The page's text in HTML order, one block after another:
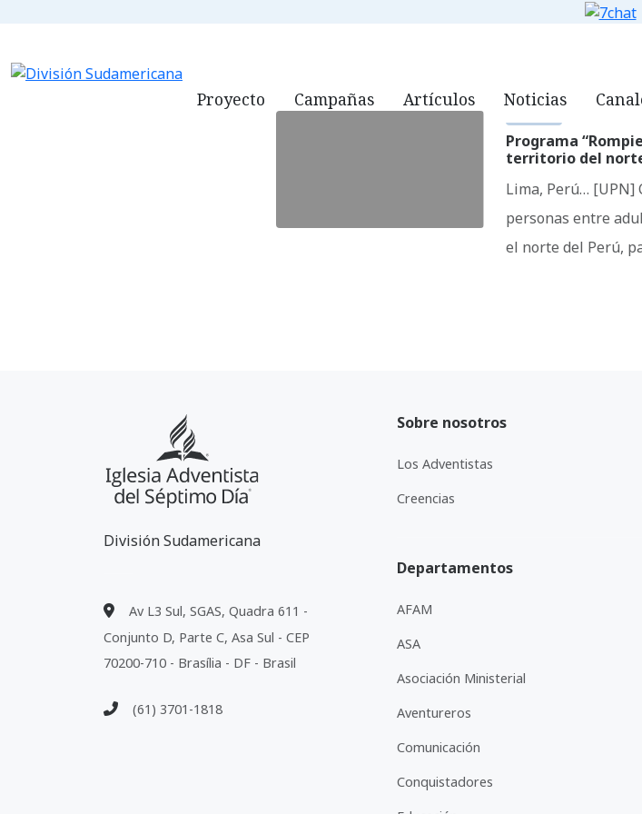
Proyecto Campañas Artículos Noticias
Programa
territorio del
Lima, Perú… [UPN]
personas entre
el norte del Perú,
División Sudamericana
Av L3 Sul, SGAS, Quadra 611 -
Conjunto D, Parte C, Asa Sul - CEP
70200-710 - Brasília - DF - Brasil
(61) 3701-1818
Sobre nosotros
Los Adventistas
Creencias
Departamentos
AFAM
ASA
Asociación Ministerial
Aventureros
Comunicación
Conquistadores